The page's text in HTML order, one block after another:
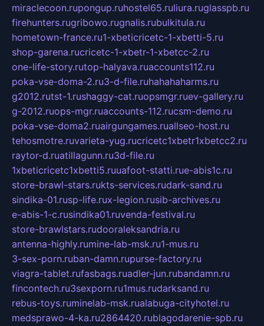
miraclecoon.rupongup.ruhostel65.ruliura.ruglasspb.ru
firehunters.rugribowo.rugnalis.rubulkitula.ru
hometown-france.ru1-xbeticricetc-1-xbetti-5.ru
shop-garena.rucricetc-1-xbetr-1-xbetcc-2.ru
one-life-story.rutop-halyava.ruaccounts112.ru
poka-vse-doma-2.ru3-d-file.ruhahahaharms.ru
g2012.rutst-1.rushaggy-cat.ruopsmgr.ruev-gallery.ru
g-2012.ruops-mgr.ruaccounts-112.rucsm-demo.ru
poka-vse-doma2.ruairgungames.ruallseo-host.ru
tehosmotre.ruvarieta-yug.rucricetc1xbetr1xbetcc2.ru
raytor-d.ruatillagunn.ru3d-file.ru
1xbeticricetc1xbetti5.ruuafoot-statti.rue-abis1c.ru
store-brawl-stars.rukts-services.rudark-sand.ru
sindika-01.rusp-life.rux-legion.rusib-archives.ru
e-abis-1-c.rusindika01.ruvenda-festival.ru
store-brawlstars.rudooraleksandria.ru
antenna-highly.rumine-lab-msk.ru1-mus.ru
3-sex-porn.ruban-damn.rupurse-factory.ru
viagra-tablet.rufasbags.ruadler-jun.rubandamn.ru
fincontech.ru3sexporn.ru1mus.rudarksand.ru
rebus-toys.ruminelab-msk.rualabuga-cityhotel.ru
medsprawo-4-ka.ru2864420.rublagodarenie-spb.ru